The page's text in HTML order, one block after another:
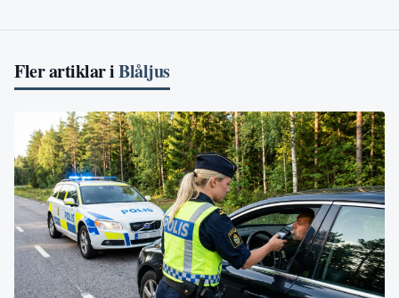
Fler artiklar iBlåljus